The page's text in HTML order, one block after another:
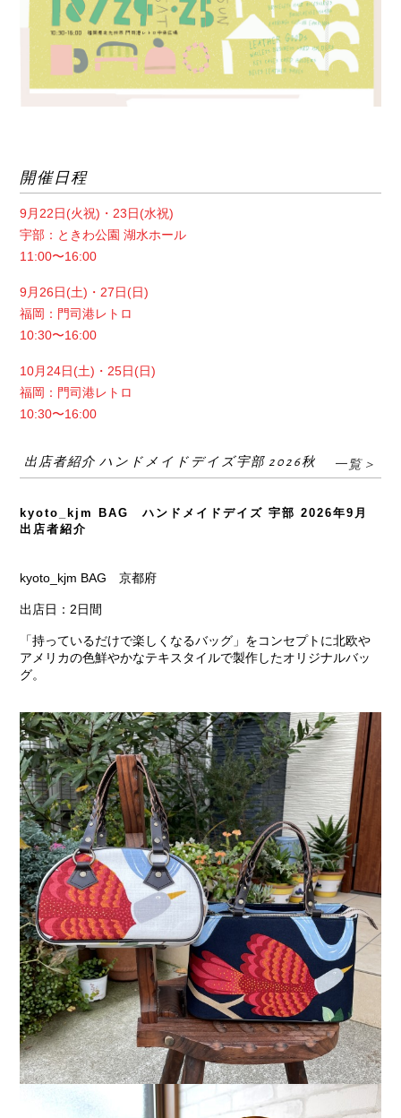
開催日程
9月22日(火祝)・23日(水祝)
宇部：ときわ公園 湖水ホール
11:00〜16:00
9月26日(土)・27日(日)
福岡：門司港レトロ
10:30〜16:00
10月24日(土)・25日(日)
福岡：門司港レトロ
10:30〜16:00
出店者紹介 ハンドメイドデイズ宇部 2026秋 一覧＞
kyoto_kjm BAG ハンドメイドデイズ 宇部 2026年9月
出店者紹介
kyoto_kjm BAG 京都府
出店日：2日間
「持っているだけで楽しくなるバッグ」をコンセプトに北欧や
アメリカの色鮮やかなテキスタイルで製作したオリジナルバッ
グ。